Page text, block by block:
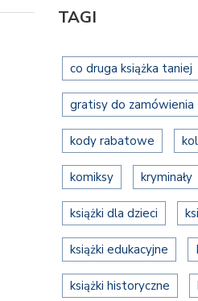
TAGI
co druga książka taniej
gratisy do zamówienia
kody rabatowe
komiksy kryminały
książki dla dzieci
książki edukacyjne
książki historyczne